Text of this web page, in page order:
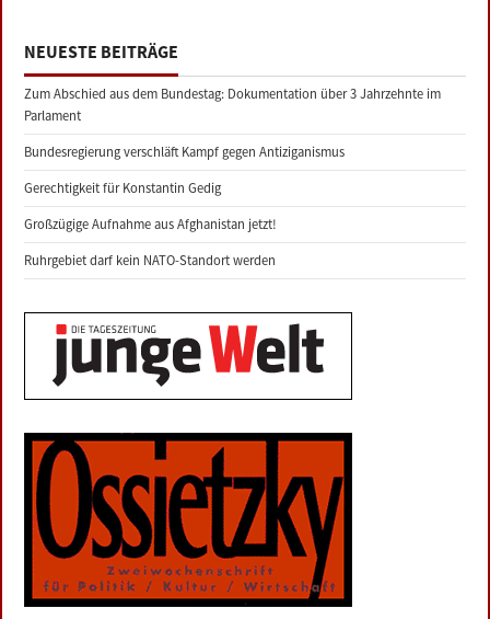
NEUESTE BEITRÄGE
Zum Abschied aus dem Bundestag: Dokumentation über 3 Jahrzehnte im
Parlament
Bundesregierung verschläft Kampf gegen Antiziganismus
Gerechtigkeit für Konstantin Gedig
Großzügige Aufnahme aus Afghanistan jetzt!
Ruhrgebiet darf kein NATO-Standort werden